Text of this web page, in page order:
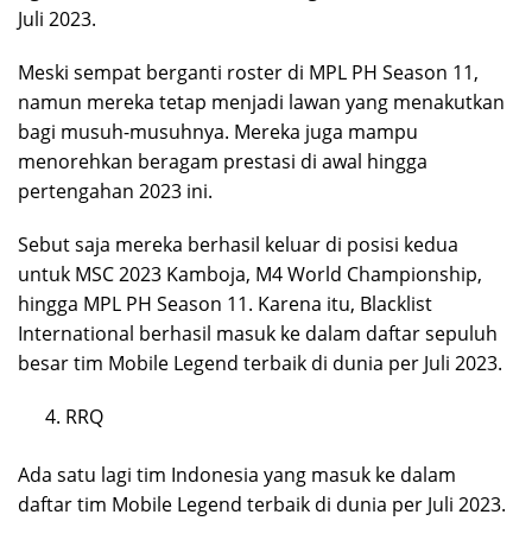
Juli 2023.
Meski sempat berganti roster di MPL PH Season 11,
namun mereka tetap menjadi lawan yang menakutkan
bagi musuh-musuhnya. Mereka juga mampu
menorehkan beragam prestasi di awal hingga
pertengahan 2023 ini.
Sebut saja mereka berhasil keluar di posisi kedua
untuk MSC 2023 Kamboja, M4 World Championship,
hingga MPL PH Season 11. Karena itu, Blacklist
International berhasil masuk ke dalam daftar sepuluh
besar tim Mobile Legend terbaik di dunia per Juli 2023.
RRQ
Ada satu lagi tim Indonesia yang masuk ke dalam
daftar tim Mobile Legend terbaik di dunia per Juli 2023.